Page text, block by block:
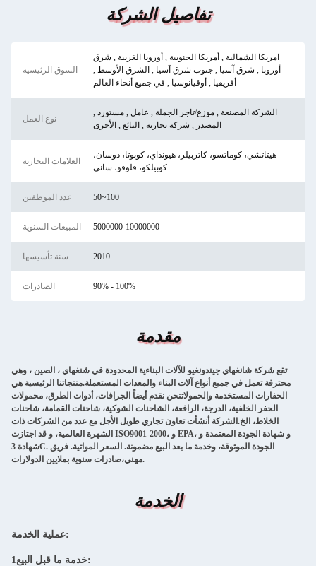
تفاصيل الشركة
السوق الرئيسية
امريكا الشمالية , أمريكا الجنوبية , أوروبا الغربية , شرق
أوروبا , شرق آسيا , جنوب شرق آسيا , الشرق الأوسط ,
أفريقيا , أوقيانوسيا , في جميع أنحاء العالم
نوع العمل
الشركة المصنعة , موزع/تاجر الجملة , عامل , مستورد ,
المصدر , شركة تجارية , البائع , الأخرى
العلامات التجارية
هيتاتشي، كوماتسو، كاتربيلر، هيونداي، كوبوتا، دوسان،
كوبيلكو، فلوفو، ساني.
عدد الموظفين 50~100
المبيعات السنوية 5000000-10000000
سنة تأسيسها 2010
الصادرات 90% - 100%
مقدمة
تقع شركة شانغهاي جيندونغيو للآلات البناءية المحدودة في شنغهاي ، الصين ، وهي
محترفة تعمل في جميع أنواع آلات البناء والمعدات المستعملة.منتجاتنا الرئيسية هي
الحفارات المستخدمة والحمولاتنحن نقدم أيضاً الجرافات، أدوات الطرق، محمولات
الحفر الخلفية، الدرجة، الرافعة، الشاحنات الشوكية، شاحنات القمامة، شاحنات
الخلاط، الخ.الشركة أنشأت تعاون تجاري طويل الأجل مع عدد من الشركات ذات
الشهرة العالمية، و قد اجتازت ISO9001-2000، و EPA، و شهادة الجودة المعتمدة و
شهادة 3C. الجودة الموثوقة، وخدمة ما بعد البيع مضمونة. السعر المواتية. فريق
مهني،صادرات سنوية بملايين الدولارات.
الخدمة
عملية الخدمة:
1خدمة ما قبل البيع: